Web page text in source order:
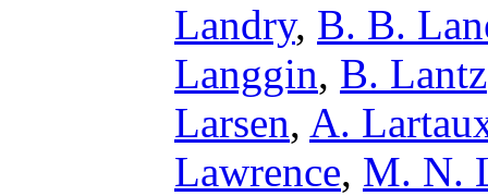
Landry, B. B.
Langgin, B. Lantz
Larsen, A.
Lawrence, M. N.